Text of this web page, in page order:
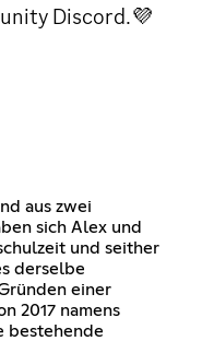
Discord.💜
aus zwei
sich Alex und
und seither
derselbe
einer
2017 namens
bestehende